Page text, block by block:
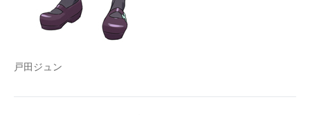
戸田ジュン